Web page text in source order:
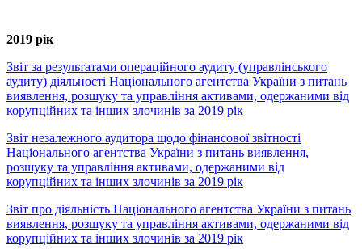
2019 рік
Звіт за результатами операційного аудиту (управлінського
аудиту) діяльності Національного агентства України з питань
виявлення, розшуку та управління активами, одержаними від
корупційних та інших злочинів за 2019 рік
Звіт незалежного аудитора щодо фінансової звітності
Національного агентства України з питань виявлення,
розшуку та управління активами, одержаними від
корупційних та інших злочинів за 2019 рік
Звіт про діяльність Національного агентства України з питань
виявлення, розшуку та управління активами, одержаними від
корупційних та інших злочинів за 2019 рік